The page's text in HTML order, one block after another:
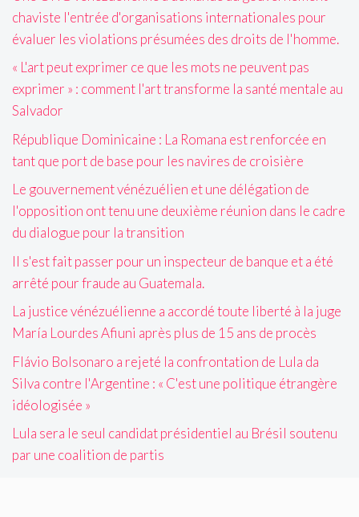
chaviste l'entrée d'organisations internationales pour
évaluer les violations présumées des droits de l'homme.
« L'art peut exprimer ce que les mots ne peuvent pas
exprimer » : comment l'art transforme la santé mentale au
Salvador
République Dominicaine : La Romana est renforcée en
tant que port de base pour les navires de croisière
Le gouvernement vénézuélien et une délégation de
l'opposition ont tenu une deuxième réunion dans le cadre
du dialogue pour la transition
Il s'est fait passer pour un inspecteur de banque et a été
arrêté pour fraude au Guatemala.
La justice vénézuélienne a accordé toute liberté à la juge
María Lourdes Afiuni après plus de 15 ans de procès
Flávio Bolsonaro a rejeté la confrontation de Lula da
Silva contre l'Argentine : « C'est une politique étrangère
idéologisée »
Lula sera le seul candidat présidentiel au Brésil soutenu
par une coalition de partis